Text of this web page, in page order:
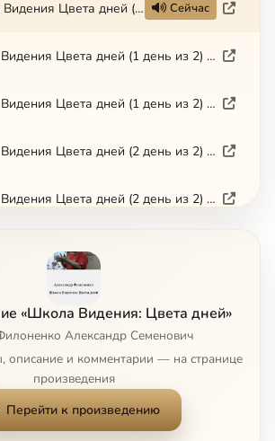
Школа Видения Цвета дней (1 день из 2) (2 часть из 4) Сейчас
Школа Видения Цвета дней (1 день из 2) (3 часть из 4)
Школа Видения Цвета дней (1 день из 2) (4 часть из 4)
Школа Видения Цвета дней (2 день из 2) (1 часть из 3)
Школа Видения Цвета дней (2 день из 2) (2 часть из 3)
«Школа Видения: Цвета дней»
Александр Семенович
описание и комментарии — на странице
произведения
Перейти к произведению